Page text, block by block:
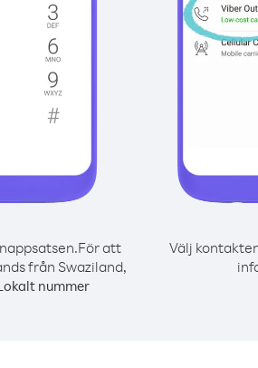
För att
från Swaziland,
nummer
Välj